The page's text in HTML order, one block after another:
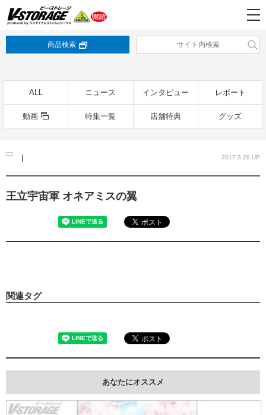
商品検索
ALL ニュース インタビュー レポート
動画 特集一覧 店舗特典 グッズ
| 2017.3.29 UP
王立宇宙軍 オネアミスの翼
関連タグ
あなたにオススメ